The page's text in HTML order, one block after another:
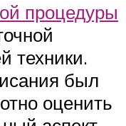
процедуры
техники.
был
оценить